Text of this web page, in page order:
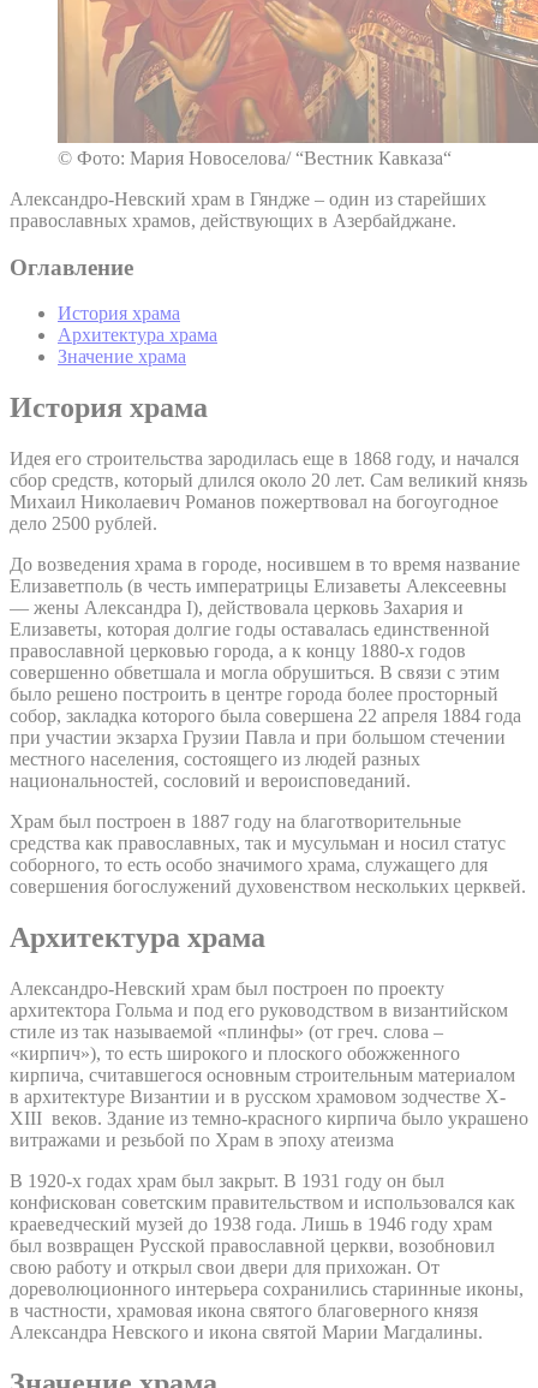
© Фото: Мария Новоселова/ “Вестник Кавказа“
Александро-Невский храм в Гяндже – один из старейших
православных храмов, действующих в Азербайджане.
Оглавление
История храма
Архитектура храма
Значение храма
История храма
Идея его строительства зародилась еще в 1868 году, и начался
сбор средств, который длился около 20 лет. Сам великий князь
Михаил Николаевич Романов пожертвовал на богоугодное
дело 2500 рублей.
До возведения храма в городе, носившем в то время название
Елизаветполь (в честь императрицы Елизаветы Алексеевны
— жены Александра I), действовала церковь Захария и
Елизаветы, которая долгие годы оставалась единственной
православной церковью города, а к концу 1880-х годов
совершенно обветшала и могла обрушиться. В связи с этим
было решено построить в центре города более просторный
собор, закладка которого была совершена 22 апреля 1884 года
при участии экзарха Грузии Павла и при большом стечении
местного населения, состоящего из людей разных
национальностей, сословий и вероисповеданий.
Храм был построен в 1887 году на благотворительные
средства как православных, так и мусульман и носил статус
соборного, то есть особо значимого храма, служащего для
совершения богослужений духовенством нескольких церквей.
Архитектура храма
Александро-Невский храм был построен по проекту
архитектора Гольма и под его руководством в византийском
стиле из так называемой «плинфы» (от греч. слова –
«кирпич»), то есть широкого и плоского обожженного
кирпича, считавшегося основным строительным материалом
в архитектуре Византии и в русском храмовом зодчестве X-
XIII веков. Здание из темно-красного кирпича было украшено
витражами и резьбой по Храм в эпоху атеизма
В 1920-х годах храм был закрыт. В 1931 году он был
конфискован советским правительством и использовался как
краеведческий музей до 1938 года. Лишь в 1946 году храм
был возвращен Русской православной церкви, возобновил
свою работу и открыл свои двери для прихожан. От
дореволюционного интерьера сохранились старинные иконы,
в частности, храмовая икона святого благоверного князя
Александра Невского и икона святой Марии Магдалины.